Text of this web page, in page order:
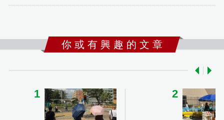
你 或 有 興 趣 的 文 章